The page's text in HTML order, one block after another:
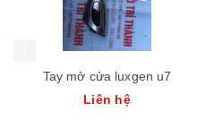
Tay mở cửa luxgen u7
Liên hệ